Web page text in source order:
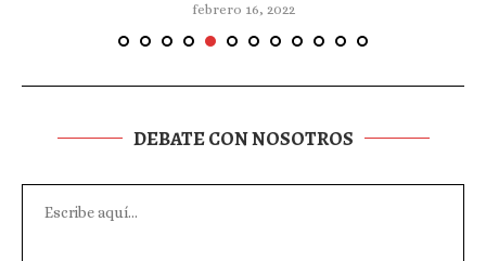
febrero 16, 2022
DEBATE CON NOSOTROS